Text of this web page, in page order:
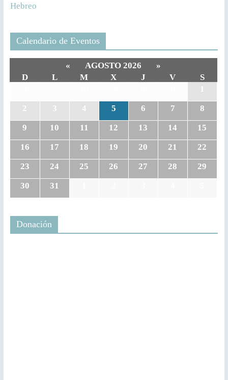
Hebreo
Calendario de Eventos
« AGOSTO 2026
»
D
L M X J V
S
1
2
3 4 5 6 7
8
9
10 11 12 13 14
15
16
17 18 19 20 21
22
23
24 25 26 27 28
29
30
31
Donación